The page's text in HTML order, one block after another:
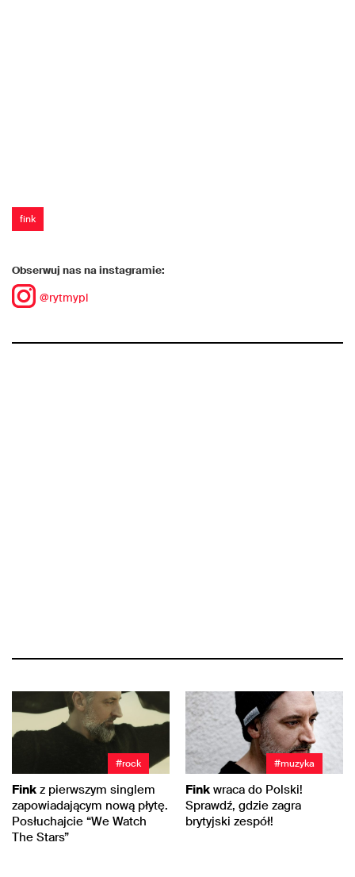
fink
Obserwuj nas na instagramie:
@rytmypl
#rock
Fink z pierwszym singlem
zapowiadającym nową płytę.
Posłuchajcie “We Watch
The Stars”
#muzyka
Fink wraca do Polski!
Sprawdź, gdzie zagra
brytyjski zespół!